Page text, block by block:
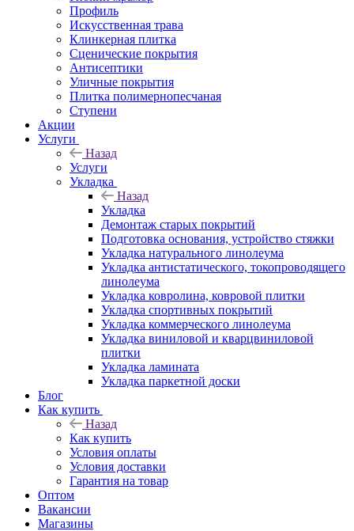
Профиль
Искусственная трава
Клинкерная плитка
Сценические покрытия
Антисептики
Уличные покрытия
Плитка полимернопесчаная
Ступени
Акции
Услуги
Назад
Услуги
Укладка
Назад
Укладка
Демонтаж старых покрытий
Подготовка основания, устройство стяжки
Укладка натурального линолеума
Укладка антистатического, токопроводящего
линолеума
Укладка ковролина, ковровой плитки
Укладка спортивных покрытий
Укладка коммерческого линолеума
Укладка виниловой и кварцвиниловой
плитки
Укладка ламината
Укладка паркетной доски
Блог
Как купить
Назад
Как купить
Условия оплаты
Условия доставки
Гарантия на товар
Оптом
Вакансии
Магазины